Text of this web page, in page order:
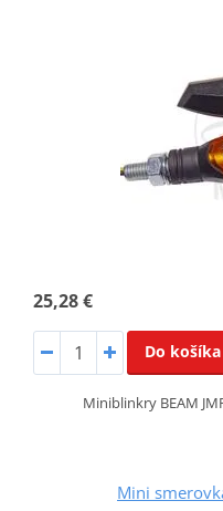
25,28 €
Do košíka
Miniblinkry BEAM
Mini